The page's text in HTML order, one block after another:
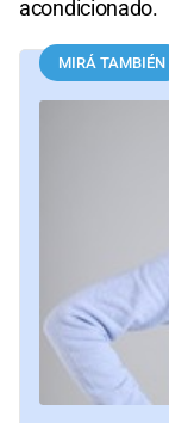
acondicionado.
MIRÁ TAMBIÉN